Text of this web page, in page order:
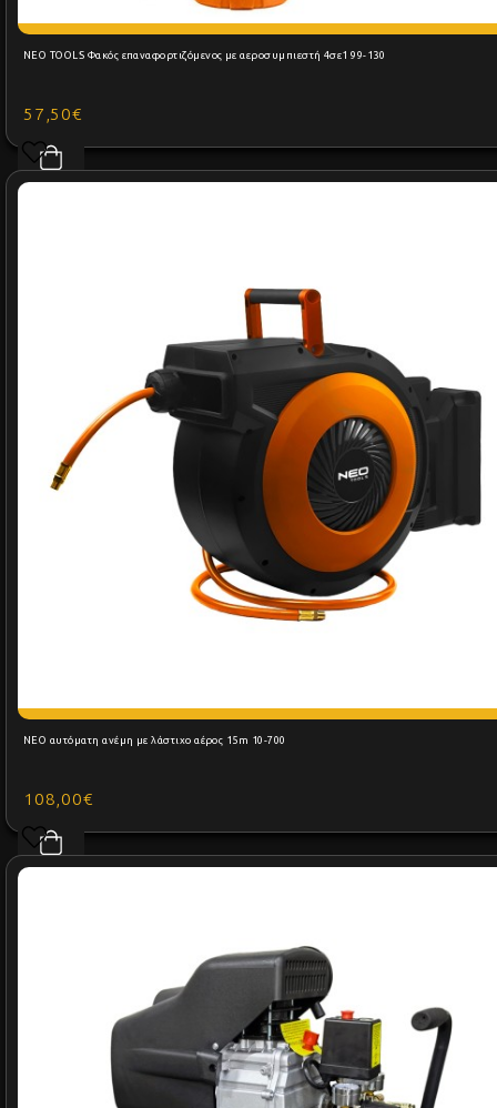
NEO TOOLS Φακός επαναφορτιζόμενος με αεροσυμπιεστή 4σε1 99-130
57,50€
NEO αυτόματη ανέμη με λάστιχο αέρος 15m 10-700
108,00€